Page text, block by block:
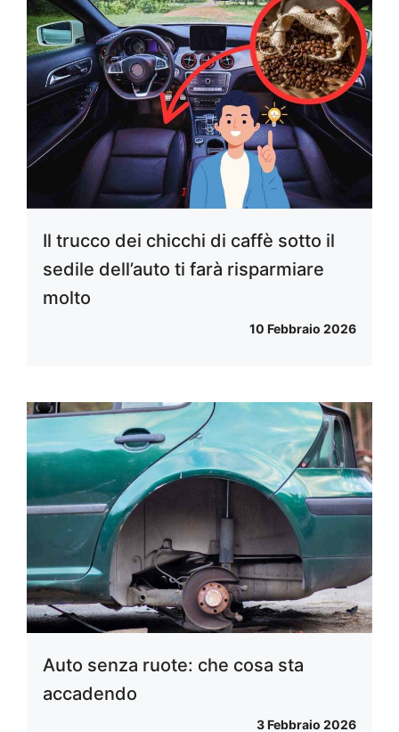
Il trucco dei chicchi di caffè sotto il
sedile dell’auto ti farà risparmiare
molto
10 Febbraio 2026
Auto senza ruote: che cosa sta
accadendo
3 Febbraio 2026